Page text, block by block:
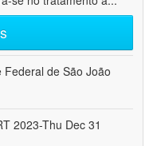
Federal de São João
2023-Thu Dec 31